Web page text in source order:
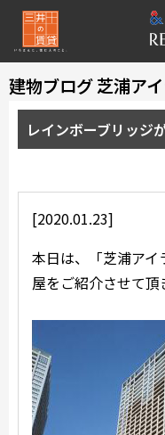
建物ブログ 芝浦ア
レインボーブリッジ
[2020.01.23]
本日は、「芝浦ア
屋をご紹介させて頂